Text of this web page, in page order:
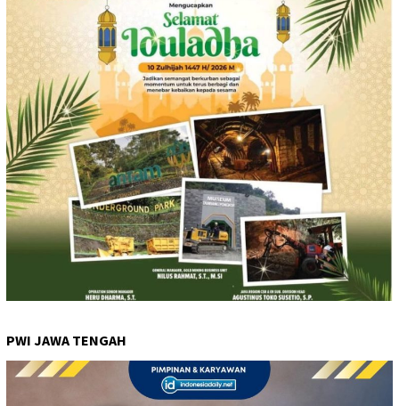
PWI JAWA TENGAH